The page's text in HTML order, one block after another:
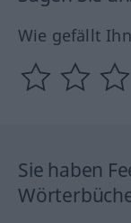
Wie gefällt
Sie haben